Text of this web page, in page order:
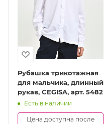
Рубашка трикотажная
для мальчика, длинный
рукав, CEGISA, арт. 5482
Есть в наличии
Цена доступна после